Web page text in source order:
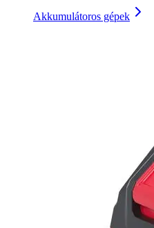
Akkumulátoros gépek